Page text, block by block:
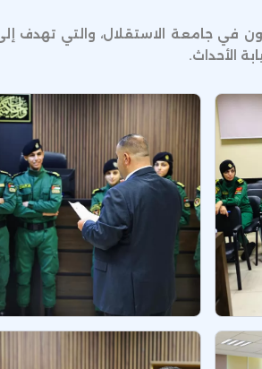
في جامعة الاستقلال، والتي تهدف
الأحداث.